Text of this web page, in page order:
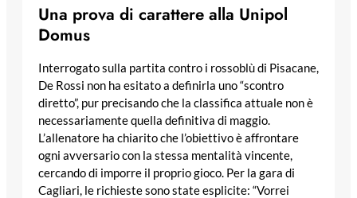
Una prova di carattere alla Unipol
Domus
Interrogato sulla partita contro i rossoblù di Pisacane,
De Rossi non ha esitato a definirla uno “scontro
diretto”, pur precisando che la classifica attuale non è
necessariamente quella definitiva di maggio.
L’allenatore ha chiarito che l’obiettivo è affrontare
ogni avversario con la stessa mentalità vincente,
cercando di imporre il proprio gioco. Per la gara di
Cagliari, le richieste sono state esplicite: “Vorrei